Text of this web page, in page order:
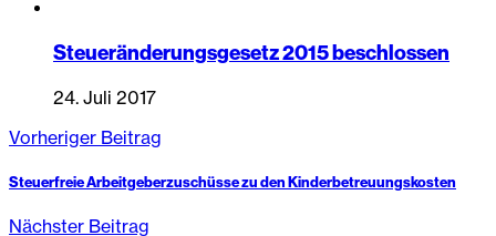
Steueränderungsgesetz 2015 beschlossen
24. Juli 2017
Vorheriger Beitrag
Steuerfreie Arbeitgeberzuschüsse zu den Kinderbetreuungskosten
Nächster Beitrag